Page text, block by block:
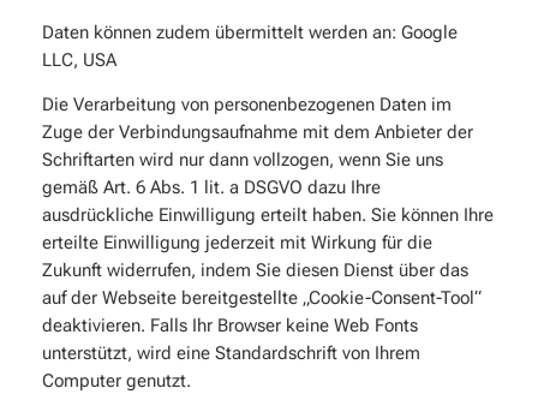
Daten können zudem übermittelt werden an: Google
LLC, USA
Die Verarbeitung von personenbezogenen Daten im
Zuge der Verbindungsaufnahme mit dem Anbieter der
Schriftarten wird nur dann vollzogen, wenn Sie uns
gemäß Art. 6 Abs. 1 lit. a DSGVO dazu Ihre
ausdrückliche Einwilligung erteilt haben. Sie können Ihre
erteilte Einwilligung jederzeit mit Wirkung für die
Zukunft widerrufen, indem Sie diesen Dienst über das
auf der Webseite bereitgestellte „Cookie-Consent-Tool“
deaktivieren. Falls Ihr Browser keine Web Fonts
unterstützt, wird eine Standardschrift von Ihrem
Computer genutzt.